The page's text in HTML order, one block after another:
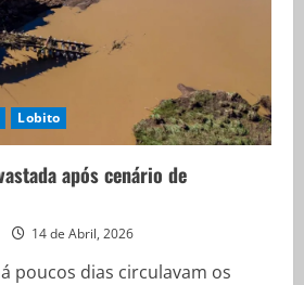
Lobito
após cenário de
14 de Abril, 2026
poucos dias circulavam os